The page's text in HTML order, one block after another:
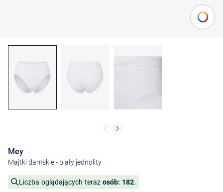
Mey
Majtki damskie- biały jednolity
Liczba oglądających teraz osób: 182.